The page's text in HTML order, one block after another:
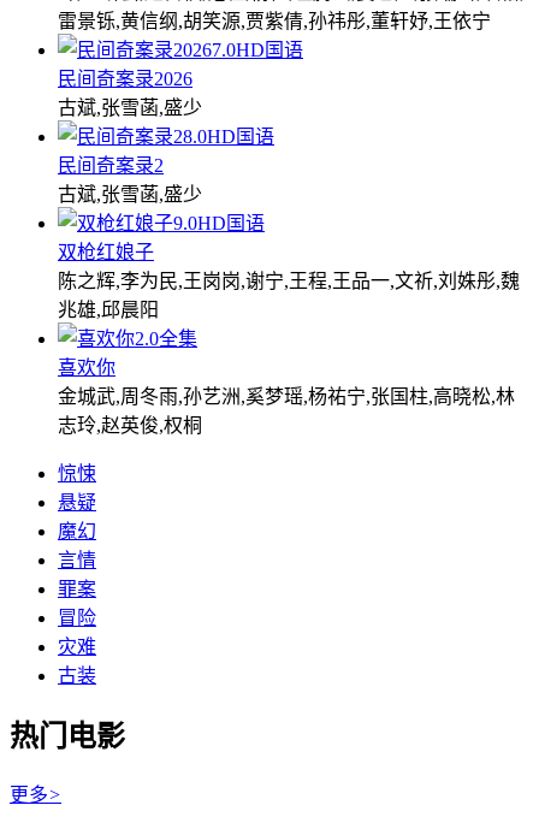
雷景铄,黄信纲,胡笑源,贾紫倩,孙祎彤,董轩妤,王依宁
7.0HD国语
民间奇案录2026
古斌,张雪菡,盛少
8.0HD国语
民间奇案录2
古斌,张雪菡,盛少
9.0HD国语
双枪红娘子
陈之辉,李为民,王岗岗,谢宁,王程,王品一,文祈,刘姝彤,魏
兆雄,邱晨阳
2.0全集
喜欢你
金城武,周冬雨,孙艺洲,奚梦瑶,杨祐宁,张国柱,高晓松,林
志玲,赵英俊,权桐
惊悚
悬疑
魔幻
言情
罪案
冒险
灾难
古装
热门电影
更多>